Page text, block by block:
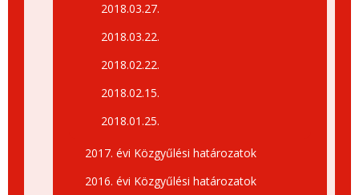
2018.03.27.
2018.03.22.
2018.02.22.
2018.02.15.
2018.01.25.
2017. évi Közgyűlési határozatok
2016. évi Közgyűlési határozatok